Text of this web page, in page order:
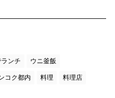
ンチ ウニ釜飯
コク都内 料理 料理店